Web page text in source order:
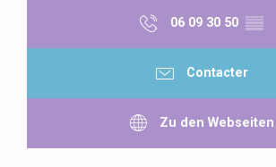
06 09 30 50 ▒▒
Contacter
Zu den Webseiten